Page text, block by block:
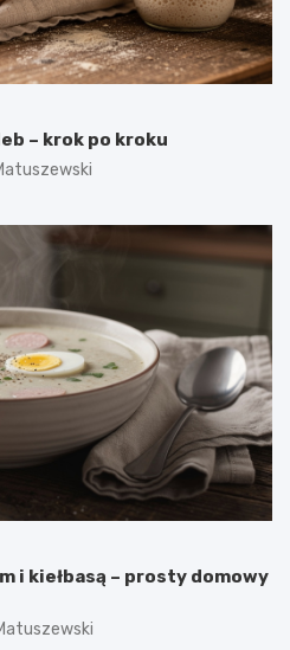
– krok po kroku
i kiełbasą – prosty domowy